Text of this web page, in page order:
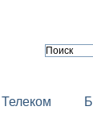
Телеком